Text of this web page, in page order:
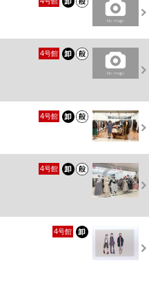
4号館
4号館
4号館
4号館